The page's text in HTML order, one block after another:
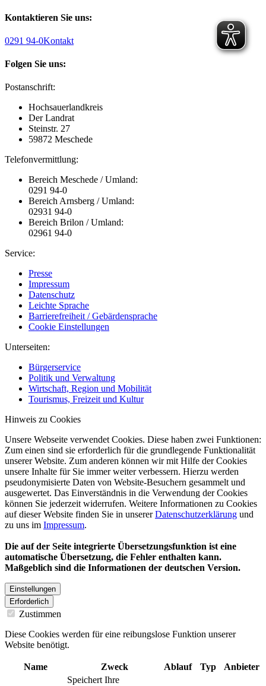
Kontaktieren Sie uns:
0291 94-0Kontakt
Folgen Sie uns:
Postanschrift:
Hochsauerlandkreis
Der Landrat
Steinstr. 27
59872 Meschede
Telefonvermittlung:
Bereich Meschede / Umland:
0291 94-0
Bereich Arnsberg / Umland:
02931 94-0
Bereich Brilon / Umland:
02961 94-0
Service:
Presse
Impressum
Datenschutz
Leichte Sprache
Barrierefreiheit / Gebärdensprache
Cookie Einstellungen
Unterseiten:
Bürgerservice
Politik und Verwaltung
Wirtschaft, Region und Mobilität
Tourismus, Freizeit und Kultur
Hinweis zu Cookies
Unsere Webseite verwendet Cookies. Diese haben zwei Funktionen:
Zum einen sind sie erforderlich für die grundlegende Funktionalität
unserer Website. Zum anderen können wir mit Hilfe der Cookies
unsere Inhalte für Sie immer weiter verbessern. Hierzu werden
pseudonymisierte Daten von Website-Besuchern gesammelt und
ausgewertet. Das Einverständnis in die Verwendung der Cookies
können Sie jederzeit widerrufen. Weitere Informationen zu Cookies
auf dieser Website finden Sie in unsererDatenschutzerklärung und
zu uns im Impressum.
Die auf der Seite integrierte Übersetzungsfunktion ist eine
automatische Übersetzung, die Fehler enthalten kann.
Maßgeblich sind die Informationen der deutschen Version.
Einstellungen
Erforderlich
Zustimmen
Diese Cookies werden für eine reibungslose Funktion unserer
Website benötigt.
Name Zweck Ablauf Typ
Anbieter
Speichert Ihre